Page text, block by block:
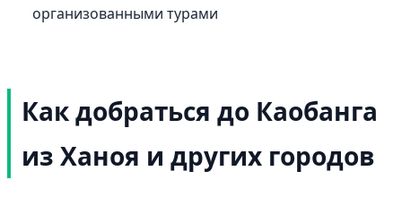
организованными турами
Как добраться до Каобанга
из Ханоя и других городов